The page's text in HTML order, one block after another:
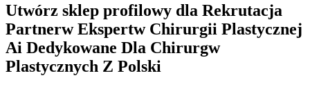
Utwórz sklep profilowy dla Rekrutacja
Partnerw Ekspertw Chirurgii Plastycznej
Ai Dedykowane Dla Chirurgw
Plastycznych Z Polski